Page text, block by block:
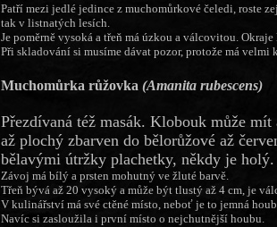
Patří mezi jedlé jedince z muchomůrkové čeledi, roste
tak v listnatých lesích.
Je poměrně vysoká a třeň má úzkou a válcovitou.
Při skladování si musíme dávat pozor, protože má velmi
Muchomůrka růžovka (Amanita rubescens)
Přezdívaná též masák. Klobouk může
až plochý zbarven do bělorůžové až
bělavými útržky plachetky, někdy je holý.
Závoj má bílý a prsten mohutný ve žluté barvě.
Třeň bývá až 20 vysoký a může být tlustý až 4 cm, je
V kulinářství má své ctěné místo, neboť je to jemná
Navíc si zasloužila i první místo o nejchutnější houbu.